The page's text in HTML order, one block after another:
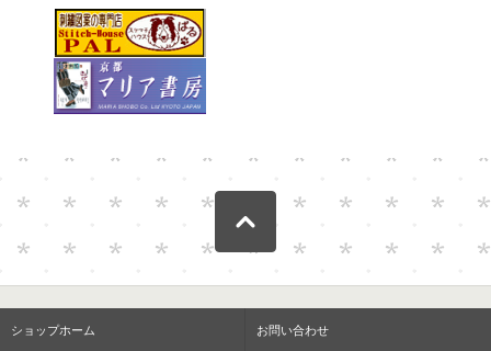
ショップホーム お問い合わせ